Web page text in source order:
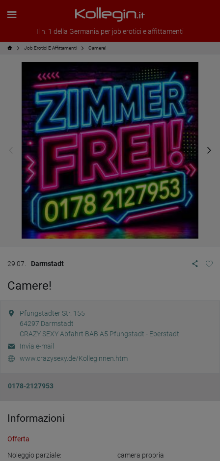
Il n. 1 della Germania per job erotici e affittamenti
Job Erotici E Affittamenti Camere!
29.07. Darmstadt
Camere!
Pfungstädter Str. 155
64297 Darmstadt
CRAZY SEXY Abfahrt BAB A5 Pfungstadt - Eberstadt
Invia e-mail
www.crazysexy.de/Kolleginnen.htm
0178-2127953
Informazioni
Offerta
Noleggio parziale:
camera propria